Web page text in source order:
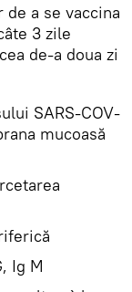
a se vaccina
3 zile
de-a doua zi
SARS-COV-
mucoasă
Ig M